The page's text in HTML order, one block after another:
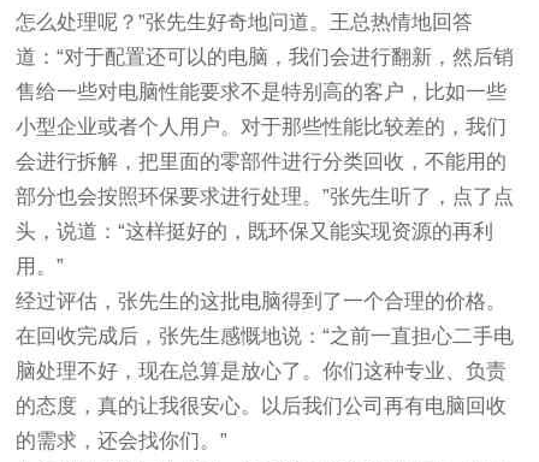
怎么处理呢？”张先生好奇地问道。王总热情地回答
道：“对于配置还可以的电脑，我们会进行翻新，然后销
售给一些对电脑性能要求不是特别高的客户，比如一些
小型企业或者个人用户。对于那些性能比较差的，我们
会进行拆解，把里面的零部件进行分类回收，不能用的
部分也会按照环保要求进行处理。”张先生听了，点了点
头，说道：“这样挺好的，既环保又能实现资源的再利
用。”
经过评估，张先生的这批电脑得到了一个合理的价格。
在回收完成后，张先生感慨地说：“之前一直担心二手电
脑处理不好，现在总算是放心了。你们这种专业、负责
的态度，真的让我很安心。以后我们公司再有电脑回收
的需求，还会找你们。”